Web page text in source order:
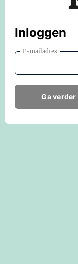
Inloggen
E-mailadres
Ga verder